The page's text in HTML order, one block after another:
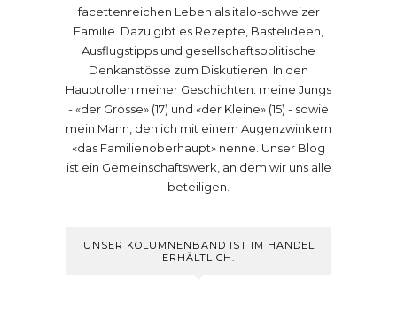
facettenreichen Leben als italo-schweizer
Familie. Dazu gibt es Rezepte, Bastelideen,
Ausflugstipps und gesellschaftspolitische
Denkanstösse zum Diskutieren. In den
Hauptrollen meiner Geschichten: meine Jungs
- «der Grosse» (17) und «der Kleine» (15) - sowie
mein Mann, den ich mit einem Augenzwinkern
«das Familienoberhaupt» nenne. Unser Blog
ist ein Gemeinschaftswerk, an dem wir uns alle
beteiligen.
UNSER KOLUMNENBAND IST IM HANDEL
ERHÄLTLICH.